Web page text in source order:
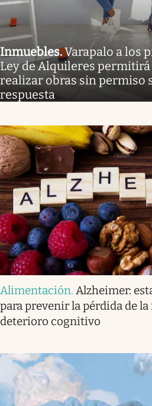
Inmuebles.Varapalo a los
Ley de Alquileres
realizar obras sin permiso
respuesta
Alimentación. Alzheimer:
para prevenir la pérdida de
deterioro cognitivo